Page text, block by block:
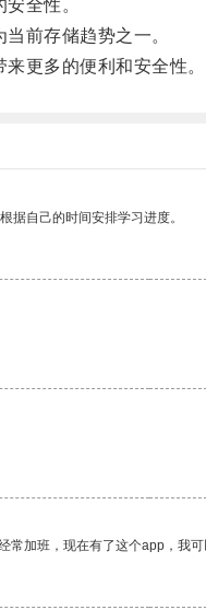
全性。
前存储趋势之一。
更多的便利和安全性。
据自己的时间安排学习进度。
加班，现在有了这个app，我可